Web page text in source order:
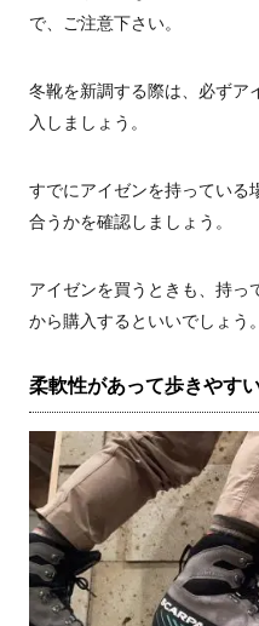
で、ご注意下さい。
冬靴を新調する際は、必ずア
入しましょう。
すでにアイゼンを持っている
合うかを確認しましょう。
アイゼンを買うときも、持っ
から購入するといいでしょう。
柔軟性があって歩きやす